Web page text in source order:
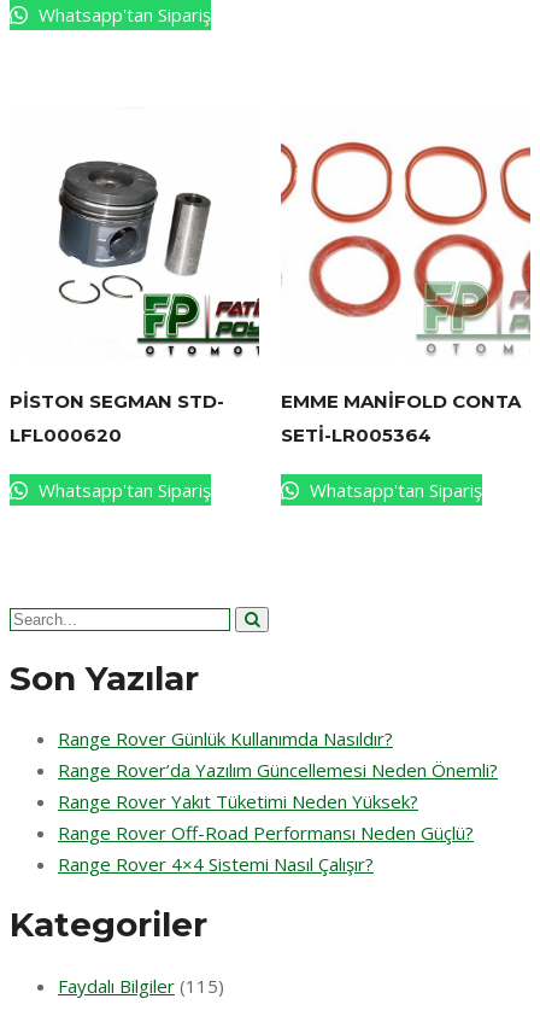
Whatsapp'tan Sipariş
PİSTON SEGMAN STD-
LFL000620
Whatsapp'tan Sipariş
EMME MANİFOLD CONTA
SETİ-LR005364
Whatsapp'tan Sipariş
Search
Son Yazılar
Range Rover Günlük Kullanımda Nasıldır?
Range Rover’da Yazılım Güncellemesi Neden Önemli?
Range Rover Yakıt Tüketimi Neden Yüksek?
Range Rover Off-Road Performansı Neden Güçlü?
Range Rover 4×4 Sistemi Nasıl Çalışır?
Kategoriler
Faydalı Bilgiler (115)